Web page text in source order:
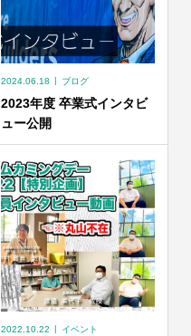
2024.06.18 ブログ
2023年度 卒業式インタビ
ュー公開
2022.10.22 イベント